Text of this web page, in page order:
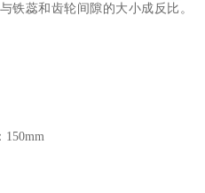
铁蕊和齿轮间隙的大小成反比。
150mm